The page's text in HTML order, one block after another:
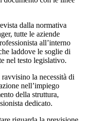
dalla normativa
tutte le aziende
all’interno
laddove le soglie di
nel testo legislativo.
la necessità di
nell’impiego
della struttura,
dedicato.